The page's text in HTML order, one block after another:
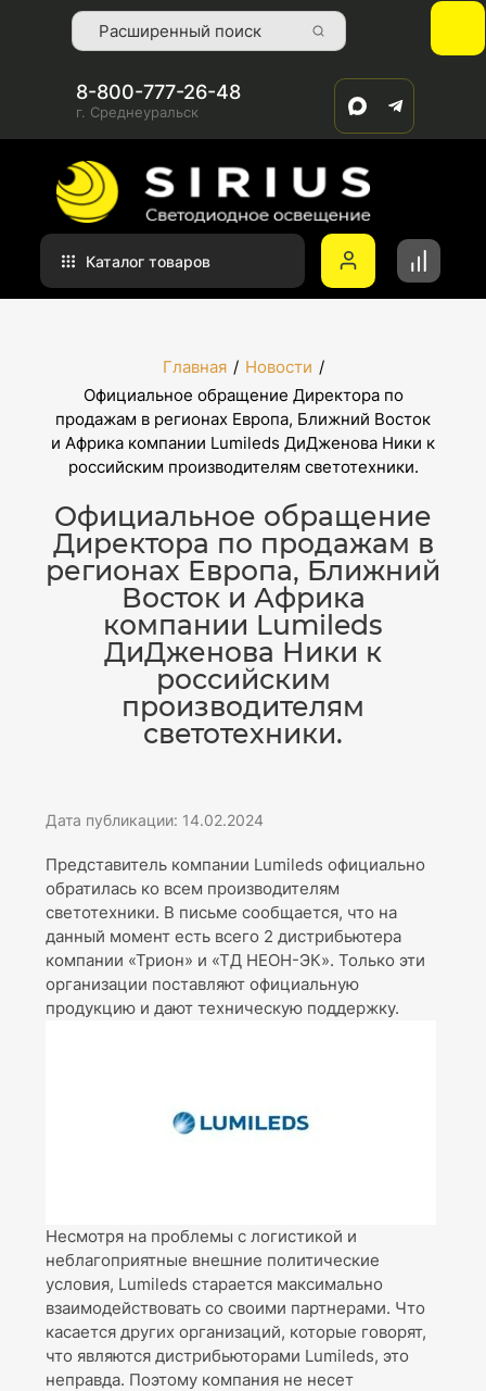
8-800-777-26-48
г. Среднеуральск
Каталог товаров
Главная / Новости /
Официальное обращение Директора по
продажам в регионах Европа, Ближний Восток
и Африка компании Lumileds ДиДженова Ники к
российским производителям светотехники.
Официальное обращение
Директора по продажам в
регионах Европа, Ближний
Восток и Африка
компании Lumileds
ДиДженова Ники к
российским
производителям
светотехники.
Дата публикации: 14.02.2024
Представитель компании Lumileds официально
обратилась ко всем производителям
светотехники. В письме сообщается, что на
данный момент есть всего 2 дистрибьютера
компании «Трион» и «ТД НЕОН-ЭК». Только эти
организации поставляют официальную
продукцию и дают техническую поддержку.
Несмотря на проблемы с логистикой и
неблагоприятные внешние политические
условия, Lumileds старается максимально
взаимодействовать со своими партнерами. Что
касается других организаций, которые говорят,
что являются дистрибьюторами Lumileds, это
неправда. Поэтому компания не несет